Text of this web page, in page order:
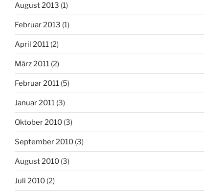
August 2013 (1)
Februar 2013 (1)
April 2011 (2)
März 2011 (2)
Februar 2011 (5)
Januar 2011 (3)
Oktober 2010 (3)
September 2010 (3)
August 2010 (3)
Juli 2010 (2)